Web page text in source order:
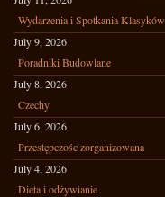
Wydarzenia i Spotkania Klasyków
July 9, 2026
Poradniki Budowlane
July 8, 2026
Czechy
July 6, 2026
Przestępczośc zorganizowana
July 4, 2026
Dieta i odżywianie